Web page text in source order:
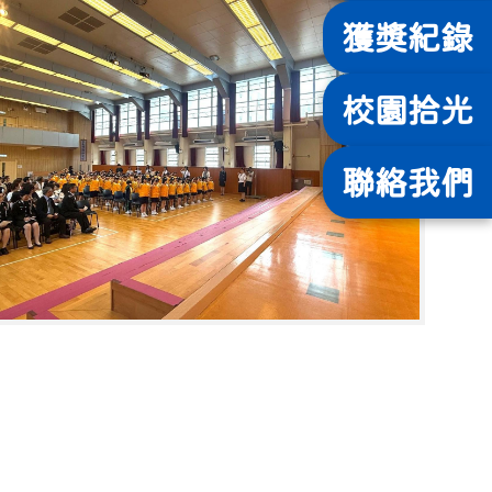
獲獎紀錄
校園拾光
聯絡我們